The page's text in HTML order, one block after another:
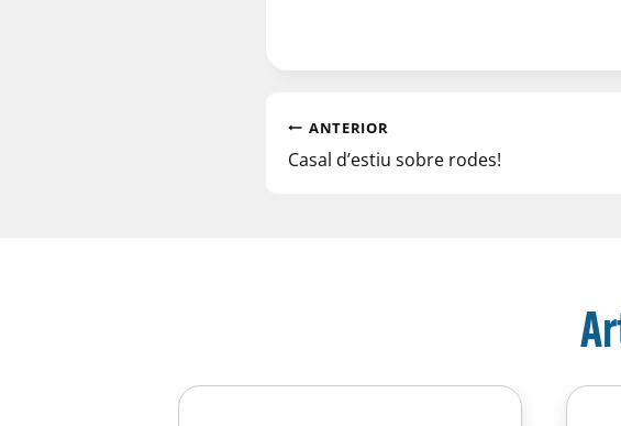
ANTERIOR
Casal d’estiu sobre rodes!